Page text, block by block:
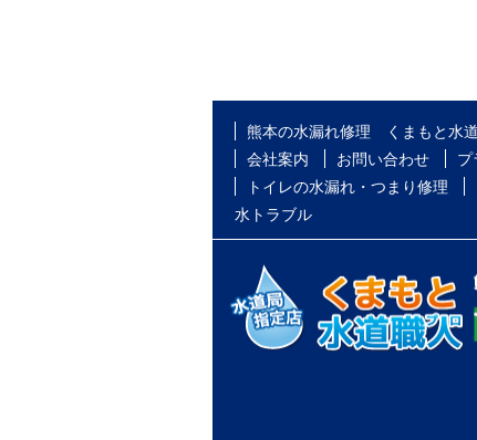
熊本の水漏れ修理 くまもと水
会社案内
お問い合わせ プ
トイレの水漏れ・つまり修理
水トラブル